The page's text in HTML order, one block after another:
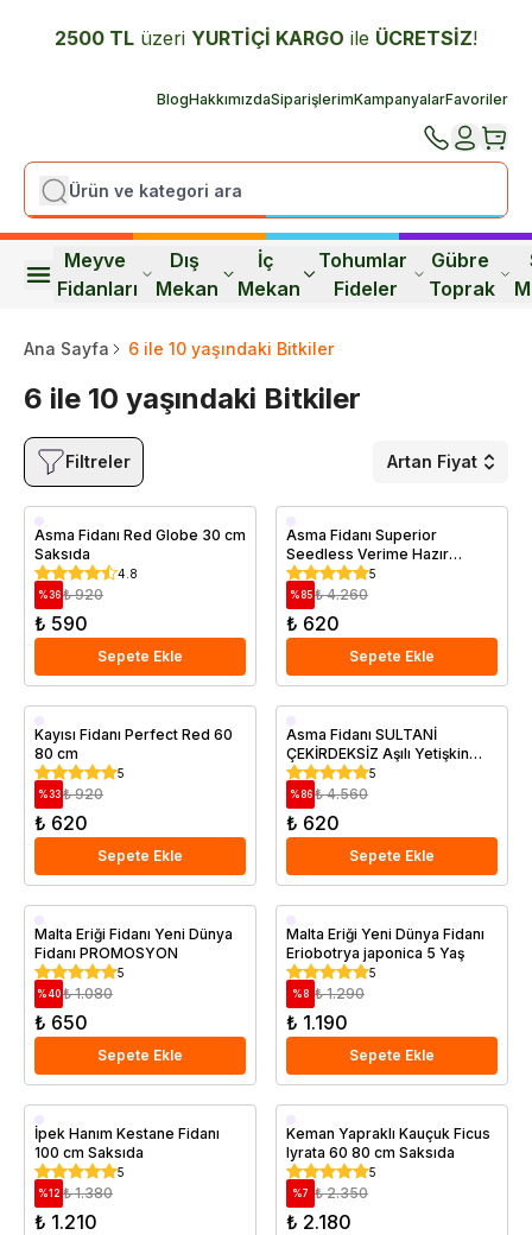
2500 TL üzeri YURTİÇİ KARGO ile ÜCRETSİZ!
BlogHakkımızdaSiparişlerimKampanyalarFavoriler
Meyve
Fidanları
Dış
Mekan
İç
Mekan
Tohumlar
Fideler
Gübre
Toprak
Ana Sayfa 6 ile 10 yaşındaki Bitkiler
6 ile 10 yaşındaki Bitkiler
Filtreler Artan Fiyat
Geççi
Saksıda
Asma Fidanı Red Globe 30 cm
Saksıda
4.8
%36 ₺ 920
₺ 590
Sepete Ekle
Erkenci
Saksıda
Asma Fidanı Superior
Seedless Verime Hazır
Saksıda
5
% 85 ₺ 4.260
₺ 620
Sepete Ekle
Aşılı
Erkenci
Saksıda
Kayısı Fidanı Perfect Red 60
80 cm
5
%33 ₺ 920
₺ 620
Sepete Ekle
Saksıda
Asma Fidanı SULTANİ
ÇEKİRDEKSİZ Aşılı Yetişkin
Saksıda
5
% 86 ₺ 4.560
₺ 620
Sepete Ekle
Saksıda
Malta Eriği Fidanı Yeni Dünya
Fidanı PROMOSYON
5
%40 ₺ 1.080
₺ 650
Sepete Ekle
Aşılı
Saksıda
Malta Eriği Yeni Dünya Fidanı
Eriobotrya japonica 5 Yaş
5
% 8 ₺ 1.290
₺ 1.190
Sepete Ekle
Aşılı
Geççi
Saksıda
İpek Hanım Kestane Fidanı
100 cm Saksıda
5
%12 ₺ 1.380
₺ 1.210
Saksıda
Keman Yapraklı Kauçuk Ficus
lyrata 60 80 cm Saksıda
5
%7 ₺ 2.350
₺ 2.180